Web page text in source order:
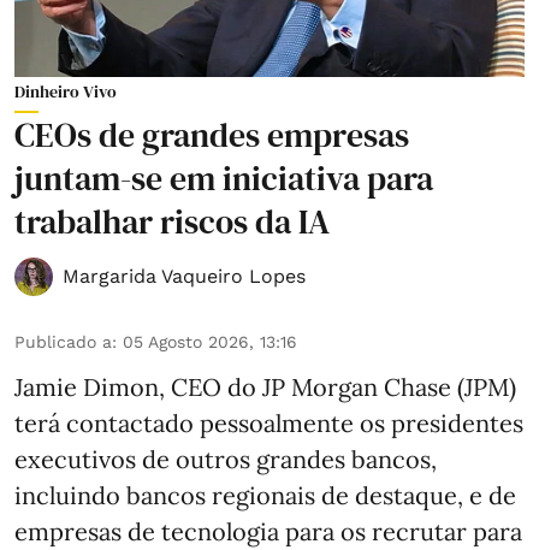
Dinheiro Vivo
CEOs de grandes empresas
juntam-se em iniciativa para
trabalhar riscos da IA
Margarida Vaqueiro Lopes
Publicado a: 05 Agosto 2026, 13:16
Jamie Dimon, CEO do JP Morgan Chase (JPM)
terá contactado pessoalmente os presidentes
executivos de outros grandes bancos,
incluindo bancos regionais de destaque, e de
empresas de tecnologia para os recrutar para